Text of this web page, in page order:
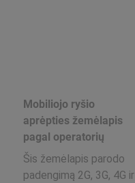
Mobiliojo ryšio
aprėpties žemėlapis
pagal operatorių
Šis žemėlapis parodo
padengimą 2G, 3G, 4G ir